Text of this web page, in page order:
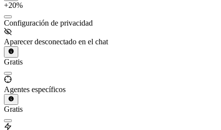
+20%
Configuración de privacidad
Aparecer desconectado en el chat
Gratis
Agentes específicos
Gratis